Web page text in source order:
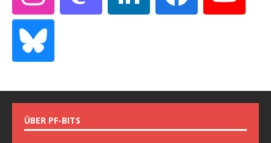
ÜBER PF-BITS